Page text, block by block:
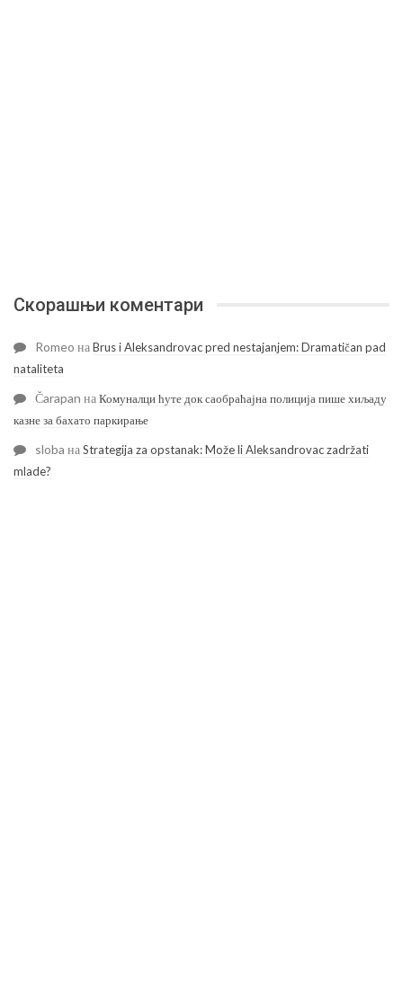
Скорашњи коментари
Romeo наBrus i Aleksandrovac pred nestajanjem: Dramatičan pad
nataliteta
Čarapan наКомуналци ћуте док саобраћајна полиција пише хиљаду
казне за бахато паркирање
sloba наStrategija za opstanak: Može li Aleksandrovac zadržati
mlade?